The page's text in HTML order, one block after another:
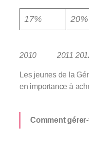
17% 20%
2010 2011
Les jeunes de la
en importance à
Comment gérer-